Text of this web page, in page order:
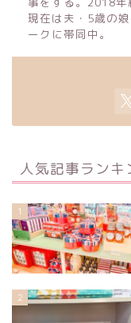
現在は夫・5歳の
ークに帯同中。
人気記事ランキ
1
2